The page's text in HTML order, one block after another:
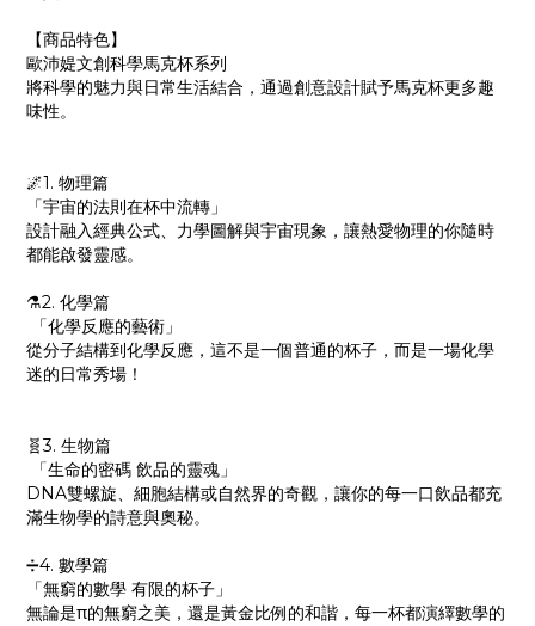
【商品特色】
歐沛媞文創科學馬克杯系列
將科學的魅力與日常生活結合，通過創意設計賦予馬克杯更多趣
味性。
🌌1. 物理篇
「宇宙的法則在杯中流轉」
設計融入經典公式、力學圖解與宇宙現象，讓熱愛物理的你隨時
都能啟發靈感。
⚗️2. 化學篇
「化學反應的藝術」
從分子結構到化學反應，這不是一個普通的杯子，而是一場化學
迷的日常秀場！
🧬3. 生物篇
「生命的密碼 飲品的靈魂」
DNA雙螺旋、細胞結構或自然界的奇觀，讓你的每一口飲品都充
滿生物學的詩意與奧秘。
➗4. 數學篇
「無窮的數學 有限的杯子」
無論是π的無窮之美，還是黃金比例的和諧，每一杯都演繹數學的